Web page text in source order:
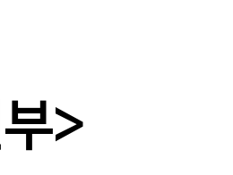
>